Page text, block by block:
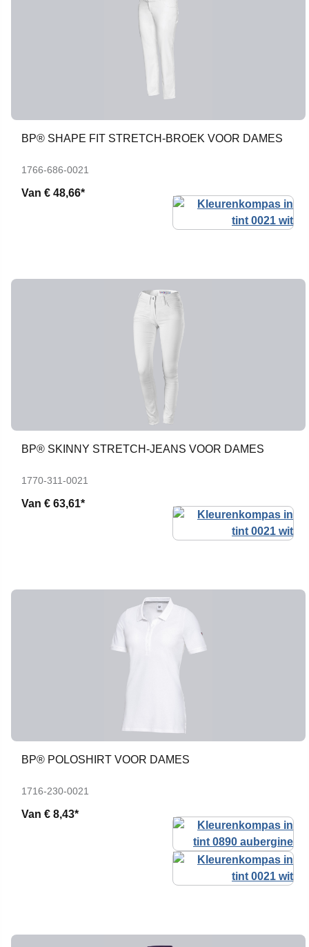
BP® SHAPE FIT STRETCH-BROEK VOOR DAMES
1766-686-0021
Van € 48,66*
BP® SKINNY STRETCH-JEANS VOOR DAMES
1770-311-0021
Van € 63,61*
BP® POLOSHIRT VOOR DAMES
1716-230-0021
Van € 8,43*